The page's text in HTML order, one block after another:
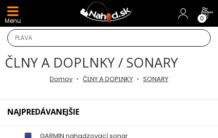
Menu 0
ČLNY A DOPLNKY / SONARY
Domov ČLNY A DOPLNKY SONARY
NAJPREDÁVANEJŠIE
GARMIN nahadzovací sonar
DARČEKY A AKCIE
TOP AKCIE
Darčeky